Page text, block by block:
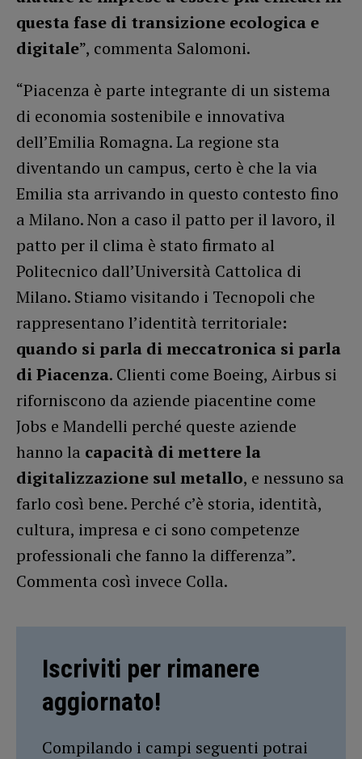
questa fase di transizione ecologica e
digitale”, commenta Salomoni.
“Piacenza è parte integrante di un sistema
di economia sostenibile e innovativa
dell’Emilia Romagna. La regione sta
diventando un campus, certo è che la via
Emilia sta arrivando in questo contesto fino
a Milano. Non a caso il patto per il lavoro, il
patto per il clima è stato firmato al
Politecnico dall’Università Cattolica di
Milano. Stiamo visitando i Tecnopoli che
rappresentano l’identità territoriale:
quando si parla di meccatronica si parla
di Piacenza. Clienti come Boeing, Airbus si
riforniscono da aziende piacentine come
Jobs e Mandelli perché queste aziende
hanno la capacità di mettere la
digitalizzazione sul metallo, e nessuno sa
farlo così bene. Perché c’è storia, identità,
cultura, impresa e ci sono competenze
professionali che fanno la differenza”.
Commenta così invece Colla.
Iscriviti per rimanere
aggiornato!
Compilando i campi seguenti potrai